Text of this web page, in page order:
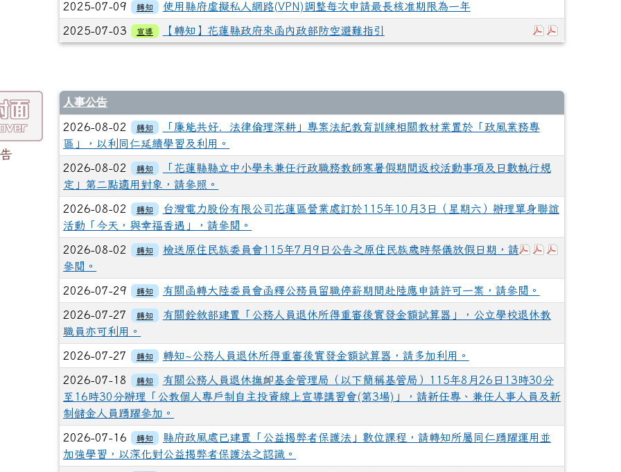
2025-07-09 轉知 使用縣府虛擬私人網路(VPN)調整每次申請最長核准期限為一年
下載：內政部
2025-07-03 宣導 【轉知】花蓮縣政府來函內政部防空避難指引
人事公告
2026-08-02 轉知
「廉能共好．法律倫理深耕」專案法紀教育訓練相關教材業置於「政風業務專
區」，以利同仁延續學習及利用。
2026-08-02 轉知
「花蓮縣縣立中小學未兼任行政職務教師寒暑假期間返校活動事項及日數執行規
定」第二點適用對象，請參照。
2026-08-02 轉知
台灣電力股份有限公司花蓮區營業處訂於115年10月3日（星期六）辦理單身聯誼
活動「今天，與幸福香遇」，請參閱。
下載：
下載：
2026-08-02 轉知
檢送原住民族委員會115年7月9日公告之原住民族歲時祭儀放假日期，請
參閱。
2026-07-29 轉知 有關函轉大陸委員會函釋公務員留職停薪期間赴陸應申請許可一案，請參閱。
2026-07-27 轉知
有關銓敘部建置「公務人員退休所得重審後實發金額試算器」，公立學校退休教
職員亦可利用。
2026-07-27 轉知 轉知~公務人員退休所得重審後實發金額試算器，請多加利用。
2026-07-18 轉知
有關公務人員退休撫卹基金管理局（以下簡稱基管局）115年8月26日13時30分
至16時30分辦理「公教個人專戶制自主投資線上宣導講習會(第3場)」，請新任專、兼任人事人員及新
制儲金人員踴躍參加。
2026-07-16 轉知
縣府政風處已建置「公益揭弊者保護法」數位課程，請轉知所屬同仁踴躍運用並
加強學習，以深化對公益揭弊者保護法之認識。